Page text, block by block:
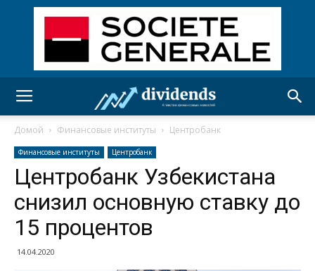
Домой Финансовые институты Центробанк
Финансовые институты Центробанк
Центробанк Узбекистана
снизил основную ставку до
15 процентов
14.04.2020